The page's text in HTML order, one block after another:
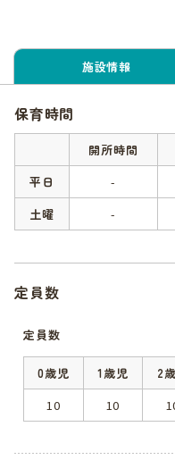
施設情報
保育時間
開所時間
平日
-
土曜
-
定員数
定員数
0歳児 1歳児 2
10
10